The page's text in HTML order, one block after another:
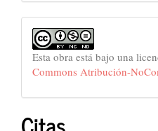
Esta obra está bajo una
Commons Atribución-